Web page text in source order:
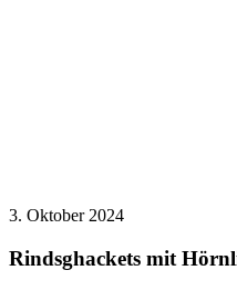
3. Oktober 2024
Rindsghackets mit